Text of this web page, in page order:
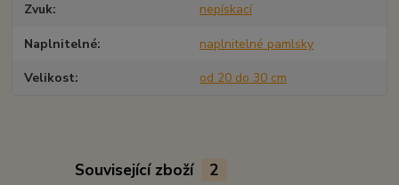
Zvuk nepískací
Naplnitelné naplnitelné pamlsky
Velikost od 20 do 30 cm
Související zboží 2